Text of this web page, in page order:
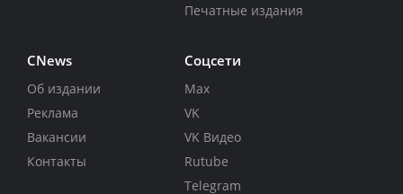
Печатные издания
CNews
Об издании
Реклама
Вакансии
Контакты
Соцсети
Max
VK
VK Видео
Rutube
Telegram